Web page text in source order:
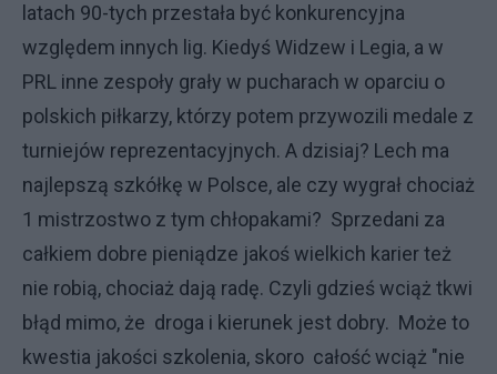
latach 90-tych przestała być konkurencyjna
względem innych lig. Kiedyś Widzew i Legia, a w
PRL inne zespoły grały w pucharach w oparciu o
polskich piłkarzy, którzy potem przywozili medale z
turniejów reprezentacyjnych. A dzisiaj? Lech ma
najlepszą szkółkę w Polsce, ale czy wygrał chociaż
1 mistrzostwo z tym chłopakami? Sprzedani za
całkiem dobre pieniądze jakoś wielkich karier też
nie robią, chociaż dają radę. Czyli gdzieś wciąż tkwi
błąd mimo, że droga i kierunek jest dobry. Może to
kwestia jakości szkolenia, skoro całość wciąż "nie